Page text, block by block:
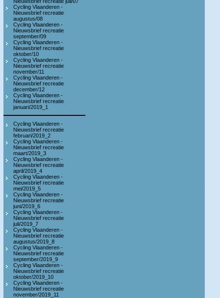
Cycling Vlaanderen -
Nieuwsbrief recreatie
augustus/08
Cycling Vlaanderen -
Nieuwsbrief recreatie
september/09
Cycling Vlaanderen -
Nieuwsbrief recreatie
oktober/10
Cycling Vlaanderen -
Nieuwsbrief recreatie
november/11
Cycling Vlaanderen -
Nieuwsbrief recreatie
december/12
Cycling Vlaanderen -
Nieuwsbrief recreatie
januari/2019_1
Cycling Vlaanderen -
Nieuwsbrief recreatie
februari/2019_2
Cycling Vlaanderen -
Nieuwsbrief recreatie
maart/2019_3
Cycling Vlaanderen -
Nieuwsbrief recreatie
april/2019_4
Cycling Vlaanderen -
Nieuwsbrief recreatie
mei/2019_5
Cycling Vlaanderen -
Nieuwsbrief recreatie
juni/2019_6
Cycling Vlaanderen -
Nieuwsbrief recreatie
juli/2019_7
Cycling Vlaanderen -
Nieuwsbrief recreatie
augustus/2019_8
Cycling Vlaanderen -
Nieuwsbrief recreatie
september/2019_9
Cycling Vlaanderen -
Nieuwsbrief recreatie
oktober/2019_10
Cycling Vlaanderen -
Nieuwsbrief recreatie
november/2019_11